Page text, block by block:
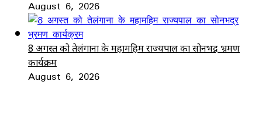
August 6, 2026
8 अगस्त को तेलंगाना के महामहिम राज्यपाल का सोनभद्र भ्रमण
कार्यक्रम
August 6, 2026